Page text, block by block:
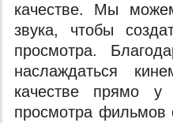
качестве. Мы
звука, чтобы
просмотра.
наслаждаться
качестве прямо
просмотра фильмов